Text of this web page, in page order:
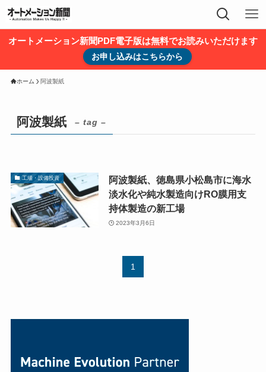
オートメーション新聞PDF電子版は無料でお読みいただけます
お申し込みはこちらから
ホーム 阿波製紙
阿波製紙 – tag –
工場・設備投資
阿波製紙、徳島県小松島市に海水
淡水化や純水製造向けRO膜用支
持体製造の新工場
2023年3月6日
1